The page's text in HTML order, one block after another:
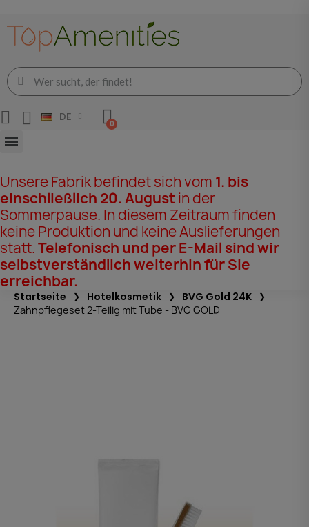
DE
Unsere Fabrik befindet sich vom 1. bis
einschließlich 20. August in der
Sommerpause. In diesem Zeitraum finden
keine Produktion und keine Auslieferungen
statt.Telefonisch und per E-Mail sind wir
selbstverständlich weiterhin für Sie
erreichbar.
Startseite Hotelkosmetik BVG Gold 24K
Zahnpflegeset 2-Teilig mit Tube - BVG GOLD